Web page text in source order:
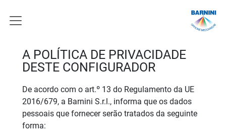
A POLÍTICA DE PRIVACIDADE
DESTE CONFIGURADOR
De acordo com o art.º 13 do Regulamento da UE
2016/679, a Barnini S.r.l., informa que os dados
pessoais que fornecer serão tratados da seguinte
forma: